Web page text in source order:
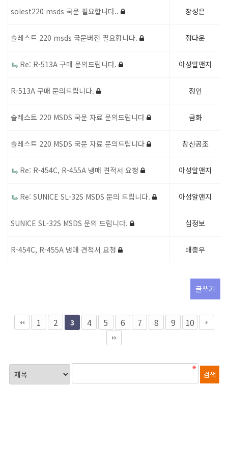
solest220 msds 국문 필요합니다.. 장성은
솔레스트 220 msds 국문버전 필요합니다. 정다운
Re: R-513A 구매 문의드립니다. 아성알앤지
R-513A 구매 문의드립니다. 정인
솔레스트 220 MSDS 국문 자료 문의드립니다 금화
솔레스트 220 MSDS 국문 자료 문의드립니다 창신공조
Re: R-454C, R-455A 냉매 견적서 요청 아성알앤지
Re: SUNICE SL-32S MSDS 문의 드립니다. 아성알앤지
SUNICE SL-32S MSDS 문의 드립니다. 심정보
R-454C, R-455A 냉매 견적서 요청 배종우
글쓰기
1 2 3 4 5 6 7 8 9 10